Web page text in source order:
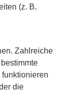
(z. B.
Zahlreiche
die